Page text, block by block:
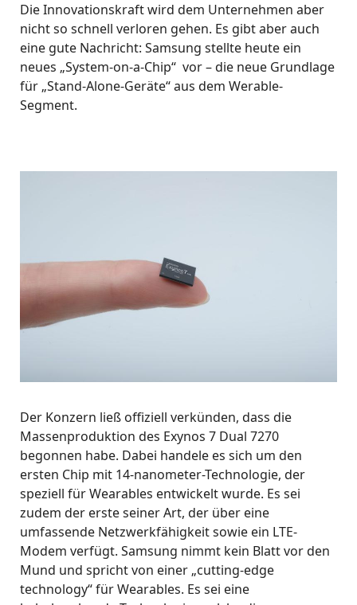
Die Innovationskraft wird dem Unternehmen aber
nicht so schnell verloren gehen. Es gibt aber auch
eine gute Nachricht: Samsung stellte heute ein
neues „System-on-a-Chip“ vor – die neue Grundlage
für „Stand-Alone-Geräte“ aus dem Werable-
Segment.
Der Konzern ließ offiziell verkünden, dass die
Massenproduktion des Exynos 7 Dual 7270
begonnen habe. Dabei handele es sich um den
ersten Chip mit 14-nanometer-Technologie, der
speziell für Wearables entwickelt wurde. Es sei
zudem der erste seiner Art, der über eine
umfassende Netzwerkfähigkeit sowie ein LTE-
Modem verfügt. Samsung nimmt kein Blatt vor den
Mund und spricht von einer „cutting-edge
technology“ für Wearables. Es sei eine